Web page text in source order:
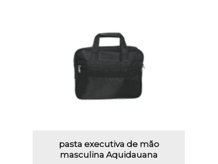
pasta executiva de mão
masculina Aquidauana